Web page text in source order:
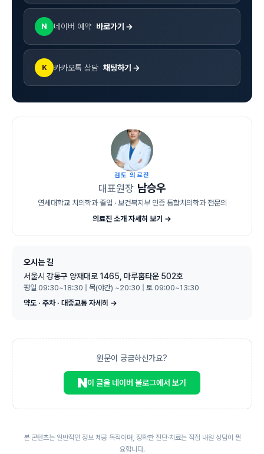
N 네이버 예약 바로가기 →
K 카카오톡 상담 채팅하기 →
검토 의료진
대표원장 남승우
연세대학교 치의학과 졸업 · 보건복지부 인증 통합치의학과 전문의
의료진 소개 자세히 보기 →
오시는 길
서울시 강동구 양재대로 1465, 마루홈타운 502호
평일 09:30~18:30 | 목(야간) ~20:30 | 토 09:00~13:30
약도 · 주차 · 대중교통 자세히 →
원문이 궁금하신가요?
이 글을 네이버 블로그에서 보기
본 콘텐츠는 일반적인 정보 제공 목적이며, 정확한 진단·치료는 직접 내원 상담이 필
요합니다.